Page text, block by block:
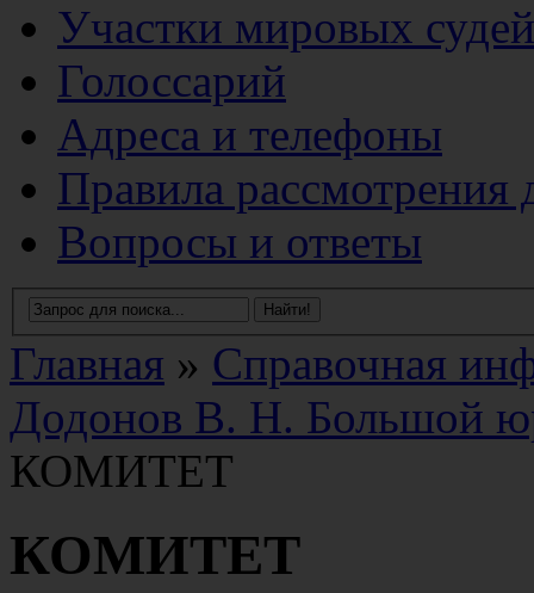
Участки мировых судей
Голоссарий
Адреса и телефоны
Правила рассмотрения
Вопросы и ответы
Главная » Справочная
Додонов В. Н. Большой
КОМИТЕТ
КОМИТЕТ